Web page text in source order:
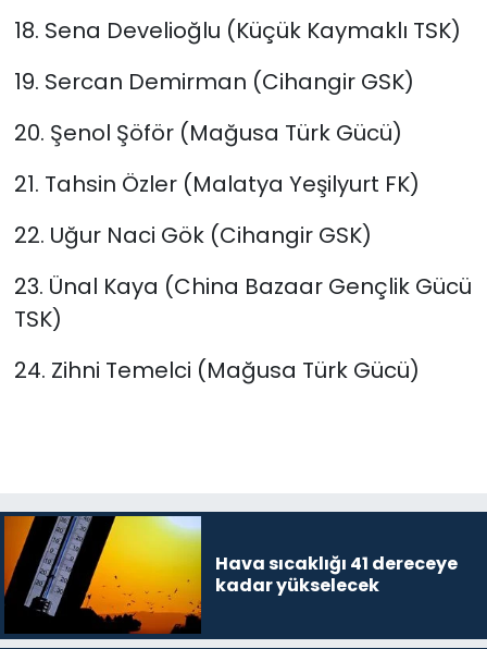
18. Sena Develioğlu (Küçük Kaymaklı TSK)
19. Sercan Demirman (Cihangir GSK)
20. Şenol Şöför (Mağusa Türk Gücü)
21. Tahsin Özler (Malatya Yeşilyurt FK)
22. Uğur Naci Gök (Cihangir GSK)
23. Ünal Kaya (China Bazaar Gençlik Gücü
TSK)
24. Zihni Temelci (Mağusa Türk Gücü)
Hava sıcaklığı 41 dereceye
kadar yükselecek